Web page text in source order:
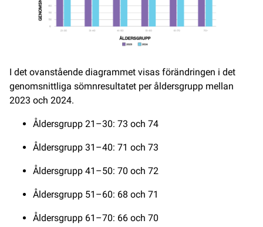
I det ovanstående diagrammet visas förändringen i det
genomsnittliga sömnresultatet per åldersgrupp mellan
2023 och 2024.
Åldersgrupp 21–30: 73 och 74
Åldersgrupp 31–40: 71 och 73
Åldersgrupp 41–50: 70 och 72
Åldersgrupp 51–60: 68 och 71
Åldersgrupp 61–70: 66 och 70